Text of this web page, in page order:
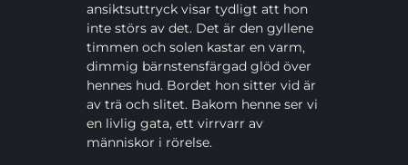
ansiktsuttryck visar tydligt att hon
inte störs av det. Det är den gyllene
timmen och solen kastar en varm,
dimmig bärnstensfärgad glöd över
hennes hud. Bordet hon sitter vid är
av trä och slitet. Bakom henne ser vi
en livlig gata, ett virrvarr av
människor i rörelse.